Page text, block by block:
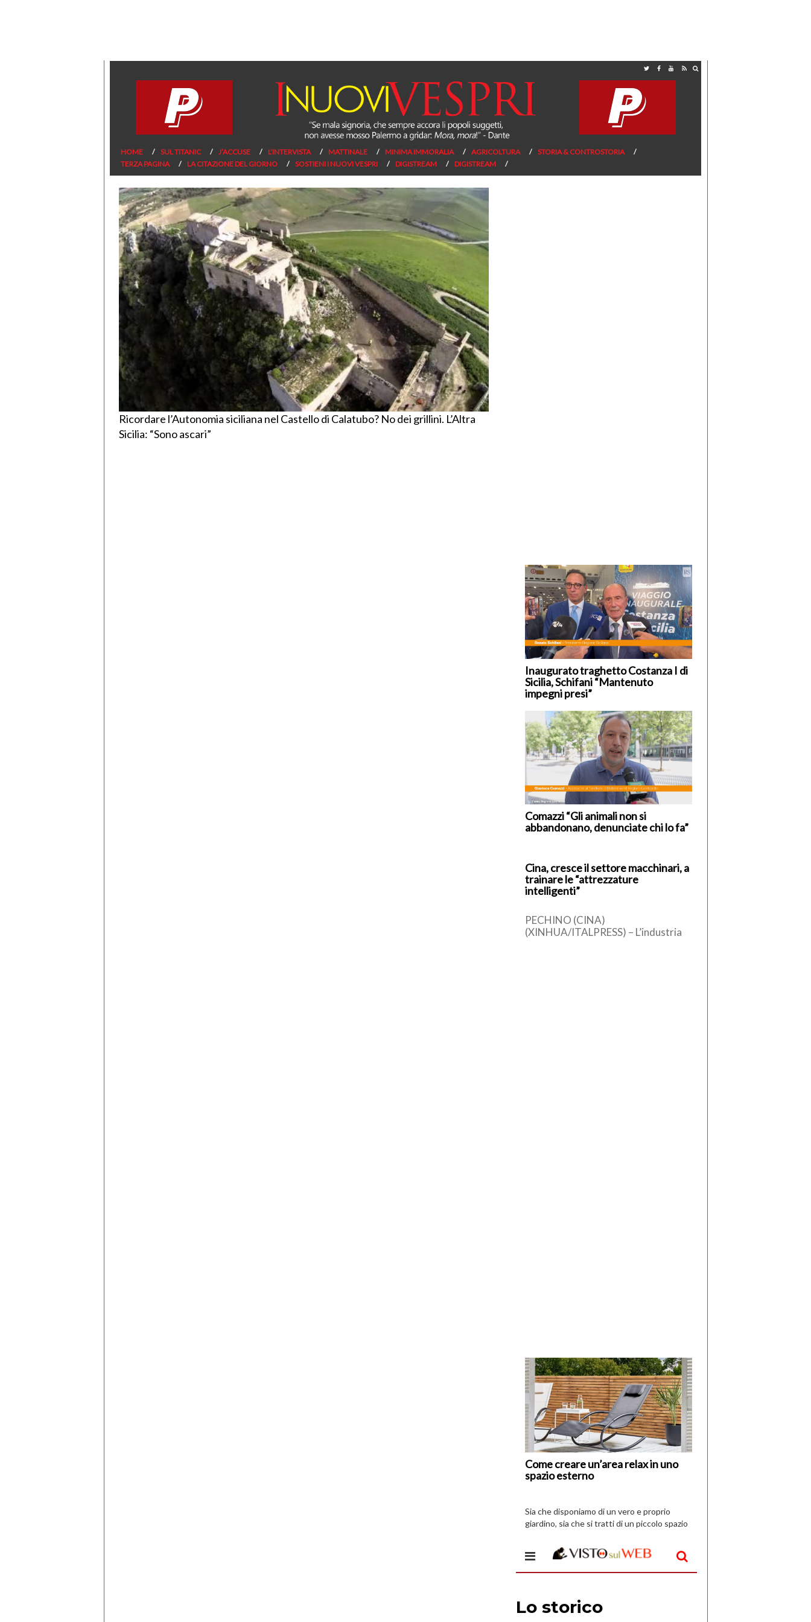
HOME SUL TITANIC J’ACCUSE L’INTERVISTA MATTINALE MINIMA IMMORALIA AGRICOLTURA
STORIA & CONTROSTORIA
TERZA PAGINA
LA CITAZIONE DEL GIORNO SOSTIENI I NUOVI VESPRI DIGISTREAM DIGISTREAM
Ricordare l’Autonomia siciliana nel Castello di Calatubo? No dei grillini. L’Altra
Sicilia: “Sono ascari”
Inaugurato traghetto Costanza I di
Sicilia, Schifani “Mantenuto
impegni presi”
Comazzi “Gli animali non si
abbandonano, denunciate chi lo fa”
Cina, cresce il settore macchinari, a
trainare le “attrezzature
intelligenti”
PECHINO (CINA)
(XINHUA/ITALPRESS) – L’industria
Come creare un’area relax in uno
spazio esterno
di
I
Vespri
Sia che disponiamo di un vero e proprio
giardino, sia che si tratti di un piccolo spazio